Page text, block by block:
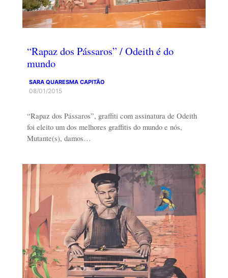
“Rapaz dos Pássaros” / Odeith é do
mundo
SARA QUARESMA CAPITÃO
08/01/2015
“Rapaz dos Pássaros”, graffiti com assinatura de Odeith
foi eleito um dos melhores graffitis do mundo e nós,
Mutante(s), damos…